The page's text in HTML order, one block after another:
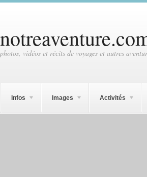
photos, vidéos et récits de voyages et autres
Infos Images Activités